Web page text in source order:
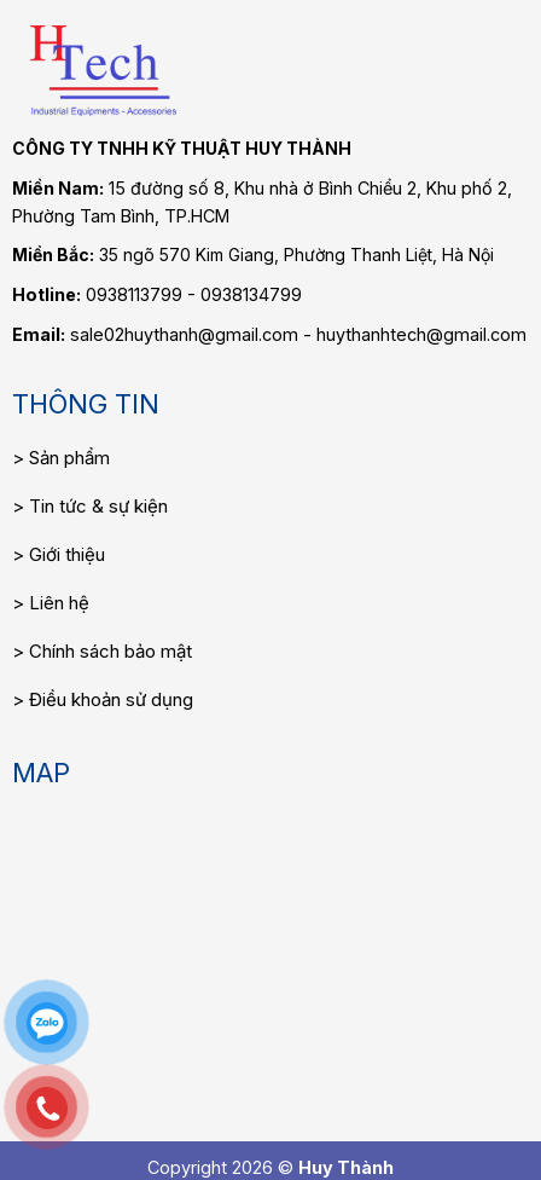
CÔNG TY TNHH KỸ THUẬT HUY THÀNH
Miền Nam: 15 đường số 8, Khu nhà ở Bình Chiểu 2, Khu phố 2,
Phường Tam Bình , TP.HCM
Miền Bắc: 35 ngõ 570 Kim Giang, Phường Thanh Liệt, Hà Nội
Hotline: 0938113799 - 0938134799
Email: sale02huythanh@gmail.com - huythanhtech@gmail.com
THÔNG TIN
Sản phẩm
Tin tức & sự kiện
Giới thiệu
Liên hệ
Chính sách bảo mật
Điều khoản sử dụng
MAP
Copyright 2026 © Huy Thành